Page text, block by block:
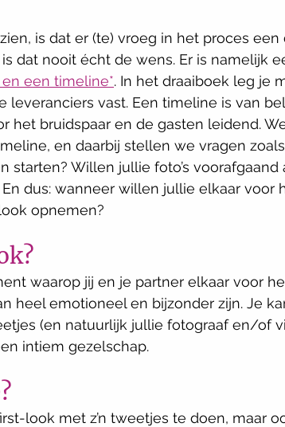
is dat er (te) vroeg in het proces een
dat nooit écht de wens. Er is namelijk
een timeline*. In het draaiboek leg je
leveranciers vast. Een timeline is van
het bruidspaar en de gasten leidend.
en daarbij stellen we vragen
Willen jullie foto’s voorafgaand
dus: wanneer willen jullie elkaar voor
opnemen?
waarop jij en je partner elkaar voor
heel emotioneel en bijzonder zijn. Je
(en natuurlijk jullie fotograaf en/of
intiem gezelschap.
look met z’n tweetjes te doen, maar